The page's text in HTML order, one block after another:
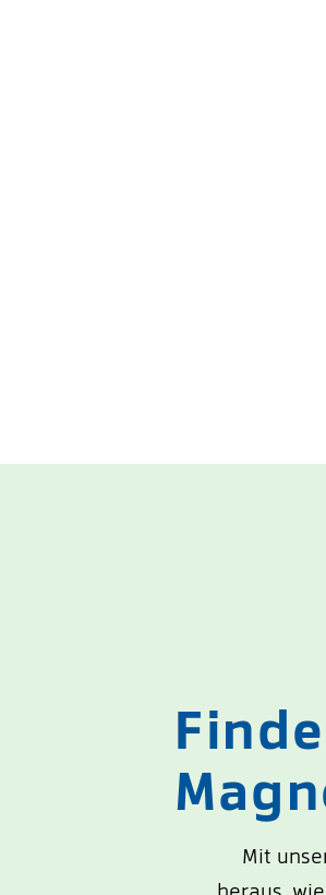
Mit
heraus,